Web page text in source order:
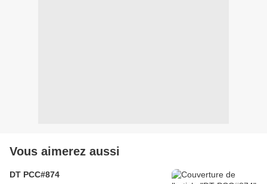
Vous aimerez aussi
DT PCC#874